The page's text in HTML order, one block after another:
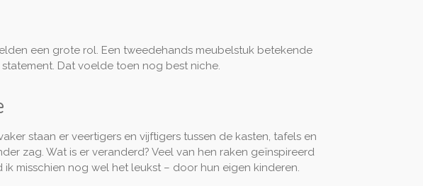
een grote rol. Een tweedehands meubelstuk betekende
Dat voelde toen nog best niche.
staan er veertigers en vijftigers tussen de kasten, tafels en
zag. Wat is er veranderd? Veel van hen raken geïnspireerd
misschien nog wel het leukst – door hun eigen kinderen.